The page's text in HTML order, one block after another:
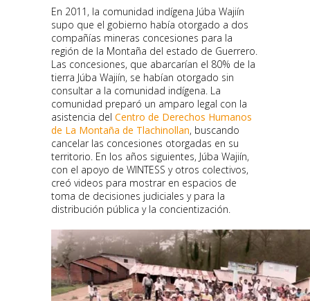
En 2011, la comunidad indígena Júba Wajiín
supo que el gobierno había otorgado a dos
compañías mineras concesiones para la
región de la Montaña del estado de Guerrero.
Las concesiones, que abarcarían el 80% de la
tierra Júba Wajiín, se habían otorgado sin
consultar a la comunidad indígena. La
comunidad preparó un amparo legal con la
asistencia del Centro de Derechos Humanos
de La Montaña de Tlachinollan, buscando
cancelar las concesiones otorgadas en su
territorio. En los años siguientes, Júba Wajiín,
con el apoyo de WINTESS y otros colectivos,
creó videos para mostrar en espacios de
toma de decisiones judiciales y para la
distribución pública y la concientización.